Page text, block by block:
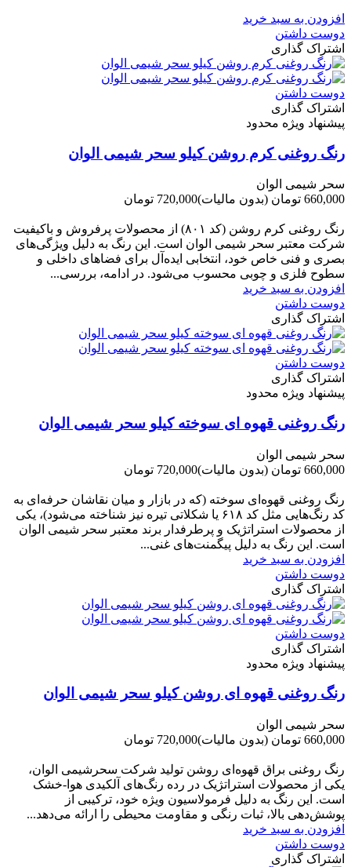
افزودن به سبد خرید
دوست داشتن
اشتراک گذاری
دوست داشتن
اشتراک گذاری
پیشنهاد ویژه محدود
رنگ روغنی کرم روشن کیلو سحر شیمی الوان
سحر شیمی الوان
660,000 تومان
(بدون مالیات)720,000 تومان
رنگ روغنی کرم روشن (کد ۸۰۱) از محصولات پرفروش و باکیفیت
شرکت‌ معتبر سحر شیمی الوان است. این رنگ به دلیل ویژگی‌های
بصری و فنی خاص خود، انتخابی ایده‌آل برای فضاهای داخلی و
سطوح فلزی و چوبی محسوب می‌شود. در ادامه، بررسی...
افزودن به سبد خرید
دوست داشتن
اشتراک گذاری
دوست داشتن
اشتراک گذاری
پیشنهاد ویژه محدود
رنگ روغنی قهوه ای سوخته کیلو سحر شیمی الوان
سحر شیمی الوان
660,000 تومان
(بدون مالیات)720,000 تومان
رنگ روغنی قهوه‌ای سوخته (که در بازار و میان نقاشان حرفه‌ای به
کد رنگ‌هایی مثل کد ۶۱۸ یا شکلاتی تیره نیز شناخته می‌شود)، یکی
از محصولات استراتژیک و پرطرفدار برند معتبر سحر شیمی الوان
است. این رنگ به دلیل پیگمنت‌های غنی...
افزودن به سبد خرید
دوست داشتن
اشتراک گذاری
دوست داشتن
اشتراک گذاری
پیشنهاد ویژه محدود
رنگ روغنی قهوه ای روشن کیلو سحر شیمی الوان
سحر شیمی الوان
660,000 تومان
(بدون مالیات)720,000 تومان
رنگ روغنی براق قهوه‌ای روشن تولید شرکت سحرشیمی الوان،
یکی از محصولات استراتژیک در رده رنگ‌های آلکیدی هوا-خشک
است. این رنگ به دلیل فرمولاسیون ویژه خود، ترکیبی از
پوشش‌دهی بالا، ثبات رنگی و مقاومت محیطی را ارائه می‌دهد...
افزودن به سبد خرید
دوست داشتن
اشتراک گذاری